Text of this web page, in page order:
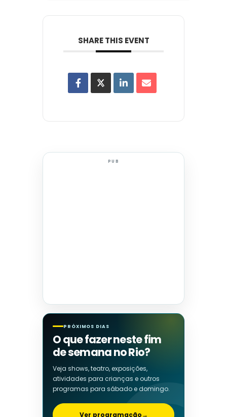
SHARE THIS EVENT
PUB
PRÓXIMOS DIAS
O que fazer neste fim
de semana no Rio?
Veja shows, teatro, exposições,
atividades para crianças e outros
programas para sábado e domingo.
Ver programação→